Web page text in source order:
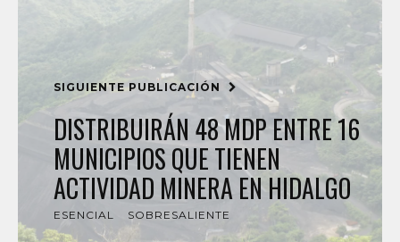
SIGUIENTE PUBLICACIÓN
DISTRIBUIRÁN 48 MDP ENTRE 16
MUNICIPIOS QUE TIENEN
ACTIVIDAD MINERA EN HIDALGO
ESENCIAL SOBRESALIENTE